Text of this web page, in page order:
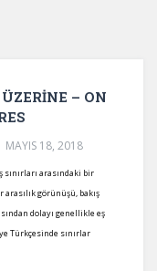
– ON
MAYIS 18, 2018
sınırları arasındaki bir
görünüşü, bakış
dolayı genellikle eş
Türkçesinde sınırlar